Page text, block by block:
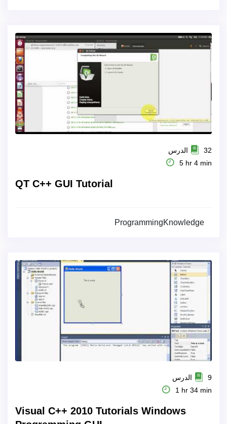
32 الدرس
5 hr 4 min
QT C++ GUI Tutorial
ProgrammingKnowledge
9 الدرس
1 hr 34 min
Visual C++ 2010 Tutorials Windows